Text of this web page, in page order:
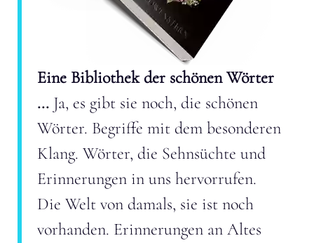
Eine Bibliothek der schönen Wörter
... Ja, es gibt sie noch, die schönen
Wörter. Begriffe mit dem besonderen
Klang. Wörter, die Sehnsüchte und
Erinnerungen in uns hervorrufen.
Die Welt von damals, sie ist noch
vorhanden. Erinnerungen an Altes